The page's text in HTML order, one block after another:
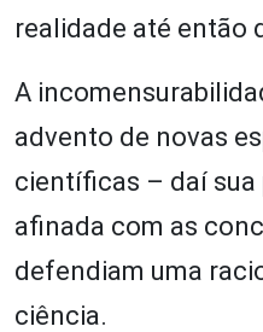
realidade até então
A
advento de novas
científicas – daí
afinada com as
defendiam uma
ciência.